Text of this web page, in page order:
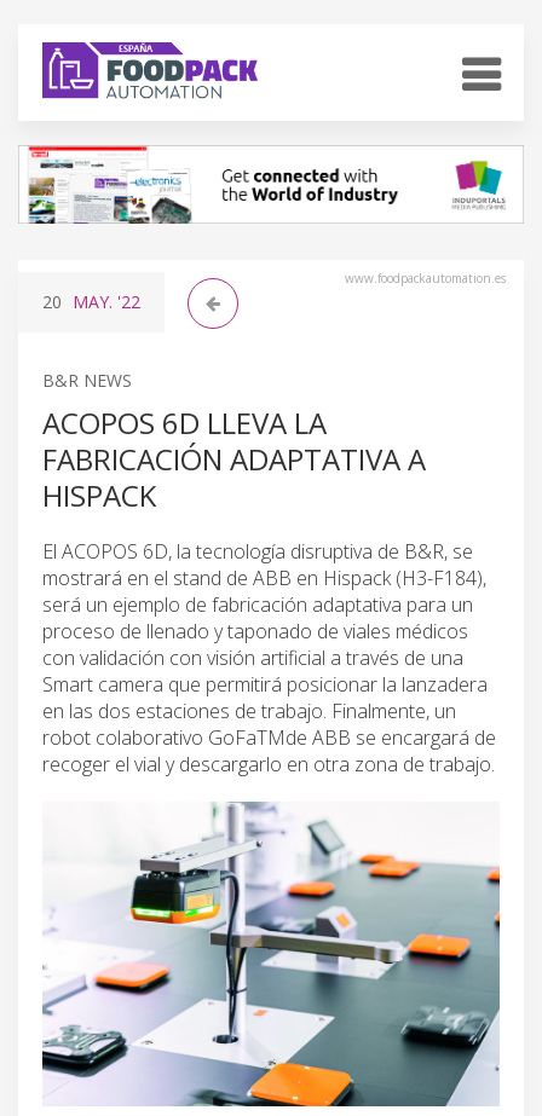
www.foodpackautomation.es
20 MAY. '22
B&R NEWS
ACOPOS 6D LLEVA LA
FABRICACIÓN ADAPTATIVA A
HISPACK
El ACOPOS 6D, la tecnología disruptiva de B&R, se
mostrará en el stand de ABB en Hispack (H3-F184),
será un ejemplo de fabricación adaptativa para un
proceso de llenado y taponado de viales médicos
con validación con visión artificial a través de una
Smart camera que permitirá posicionar la lanzadera
en las dos estaciones de trabajo. Finalmente, un
robot colaborativo GoFaTMde ABB se encargará de
recoger el vial y descargarlo en otra zona de trabajo.